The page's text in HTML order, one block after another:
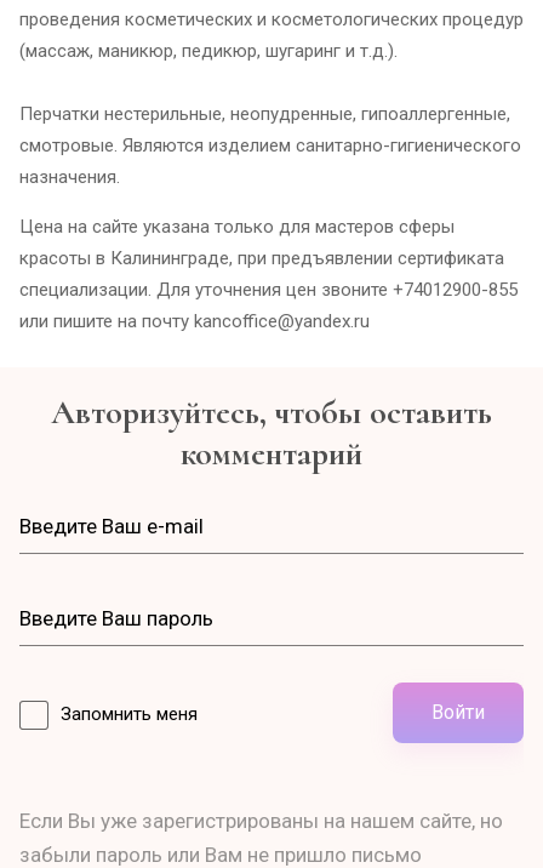
проведения косметических и косметологических процедур
(массаж, маникюр, педикюр, шугаринг и т.д.).
Перчатки нестерильные, неопудренные, гипоаллергенные,
смотровые. Являются изделием санитарно-гигиенического
назначения.
Цена на сайте указана только для мастеров сферы
красоты в Калининграде, при предъявлении сертификата
специализации. Для уточнения цен звоните +74012900-855
или пишите на почту kancoffice@yandex.ru
Авторизуйтесь, чтобы оставить
комментарий
Запомнить меня Войти
Если Вы уже зарегистрированы на нашем сайте, но
забыли пароль или Вам не пришло письмо